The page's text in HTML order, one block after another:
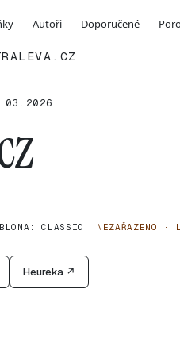
Autoři Doporučené
CLASSIC NEZAŘAZENO ·
Heureka ↗